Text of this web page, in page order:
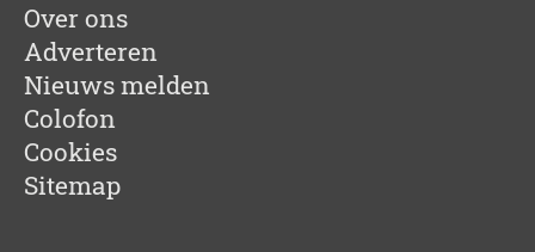
Over ons
Adverteren
Nieuws melden
Colofon
Cookies
Sitemap